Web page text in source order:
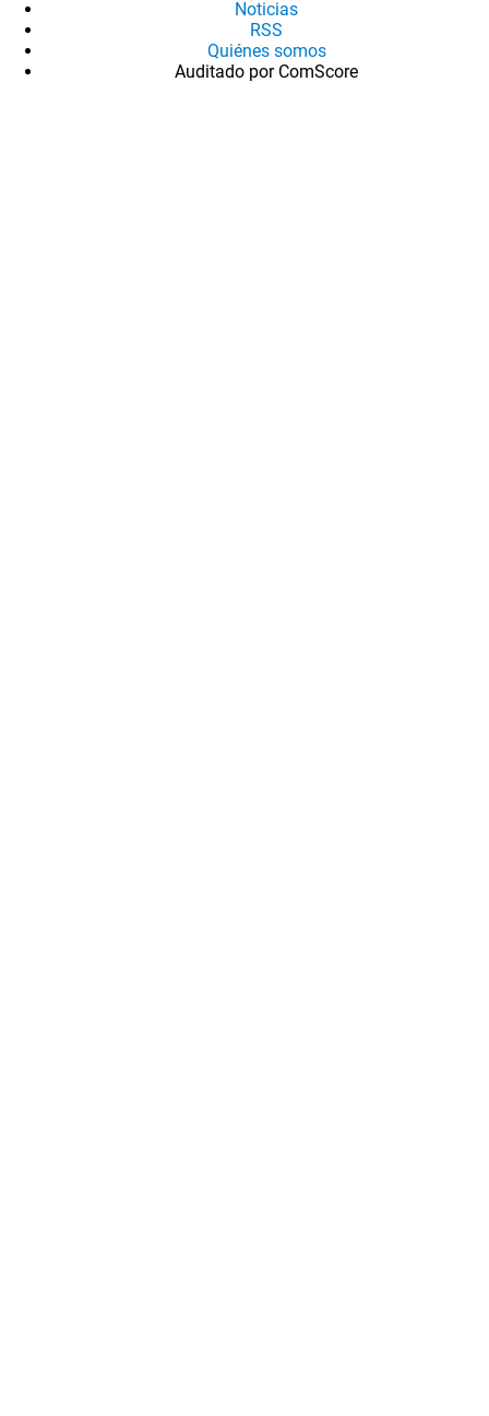
Noticias
RSS
Quiénes somos
Auditado por ComScore